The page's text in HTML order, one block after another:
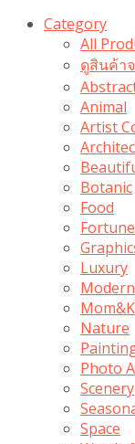
Category
All
ดูสินค้า
Animal
Artist
Botanic
Food
Fortune
Luxury
Nature
Photo
Scenery
Space